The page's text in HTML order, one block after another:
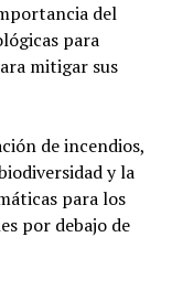
del
para
mitigar sus
de incendios,
y la
para los
por debajo de